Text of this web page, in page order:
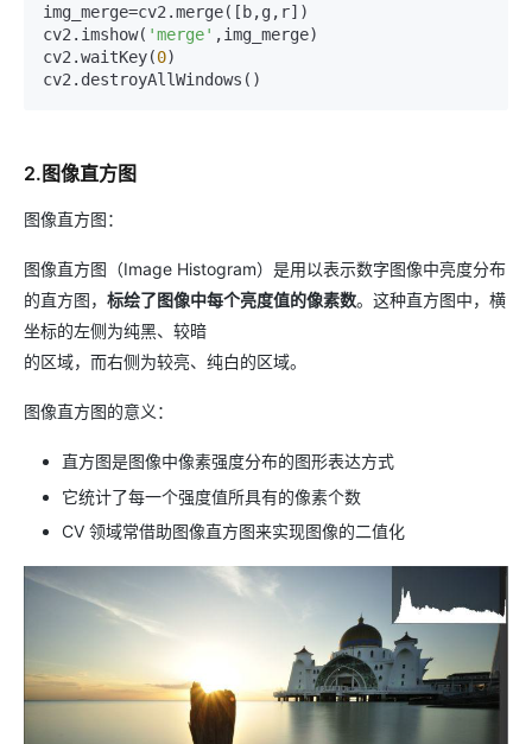
img_merge=cv2.merge([b,g,r])
cv2.imshow( 'merge' ,img_merge)
cv2.waitKey(0)
cv2.destroyAllWindows()
2.图像直方图
图像直方图：
图像直方图（Image Histogram）是用以表示数字图像中亮度分布
的直方图， 标绘了图像中每个亮度值的像素数。这种直方图中，横
坐标的左侧为纯黑、较暗
的区域，而右侧为较亮、纯白的区域。
图像直方图的意义：
直方图是图像中像素强度分布的图形表达方式
它统计了每一个强度值所具有的像素个数
CV 领域常借助图像直方图来实现图像的二值化